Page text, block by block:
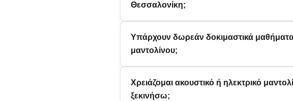
Θεσσαλονίκη;
Υπάρχουν δωρεάν δοκιμαστικά
μαντολίνου;
Χρειάζομαι ακουστικό ή ηλεκτρικό
ξεκινήσω;